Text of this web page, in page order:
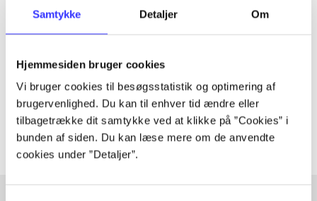
Samtykke Detaljer Om
Hjemmesiden bruger cookies
Vi bruger cookies til besøgsstatistik og optimering af
brugervenlighed. Du kan til enhver tid ændre eller
tilbagetrække dit samtykke ved at klikke på ”Cookies” i
bunden af siden. Du kan læse mere om de anvendte
cookies under ”Detaljer”.
Tidsskrift
lorem ipsum dolor sit amet ...
Tidsskrift
Artiklerne i handler ofte om